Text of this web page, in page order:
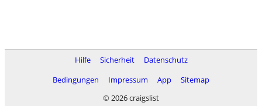
Hilfe Sicherheit
Datenschutz
Bedingungen
Impressum App
Sitemap
© 2026 craigslist